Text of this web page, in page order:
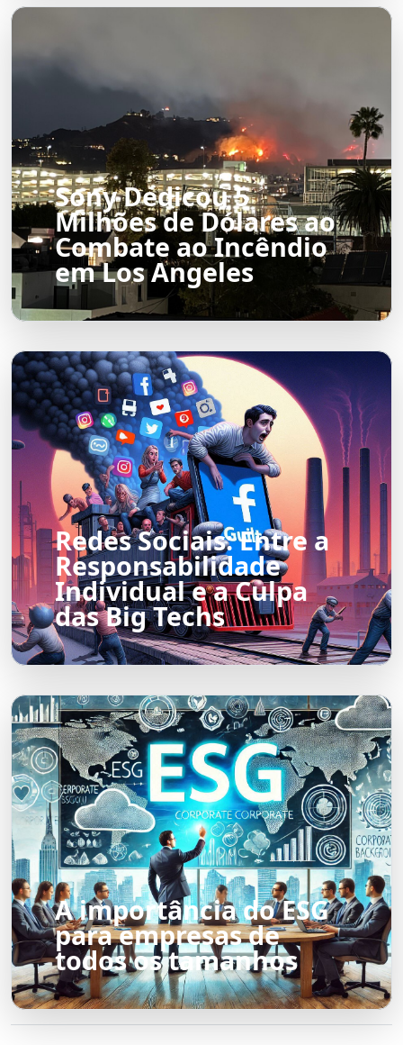
Sony Dedicou 5
Milhões de Dólares ao
Combate ao Incêndio
em Los Angeles
Redes Sociais: Entre a
Responsabilidade
Individual e a Culpa
das Big Techs
A importância do ESG
para empresas de
todos os tamanhos